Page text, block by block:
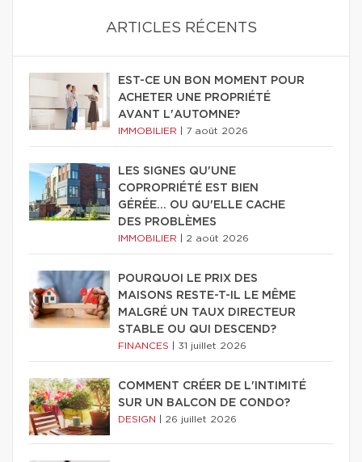
ARTICLES RÉCENTS
EST-CE UN BON MOMENT POUR
ACHETER UNE PROPRIÉTÉ
AVANT L'AUTOMNE?
IMMOBILIER 7 août 2026
LES SIGNES QU'UNE
COPROPRIÉTÉ EST BIEN
GÉRÉE… OU QU'ELLE CACHE
DES PROBLÈMES
IMMOBILIER 2 août 2026
POURQUOI LE PRIX DES
MAISONS RESTE-T-IL LE MÊME
MALGRÉ UN TAUX DIRECTEUR
STABLE OU QUI DESCEND?
FINANCES 31 juillet 2026
COMMENT CRÉER DE L'INTIMITÉ
SUR UN BALCON DE CONDO?
DESIGN 26 juillet 2026